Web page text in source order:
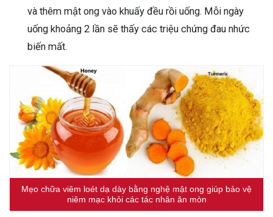
và thêm mật ong vào khuấy đều rồi uống. Mỗi ngày
uống khoảng 2 lần sẽ thấy các triệu chứng đau nhức
biến mất.
Mẹo chữa viêm loét dạ dày bằng nghệ mật ong giúp bảo vệ
niêm mạc khỏi các tác nhân ăn mòn